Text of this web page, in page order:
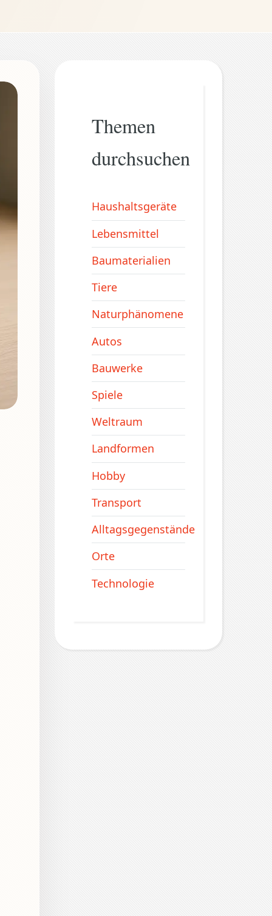
Themen
durchsuchen
Haushaltsgeräte
Lebensmittel
Baumaterialien
Tiere
Naturphänomene
Autos
Bauwerke
Spiele
Weltraum
Landformen
Hobby
Transport
Alltagsgegenstände
Orte
Technologie